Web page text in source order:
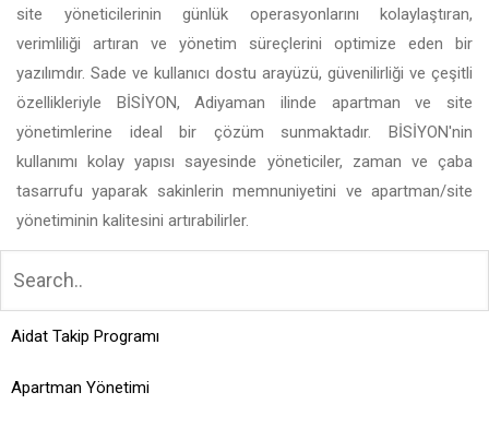
site yöneticilerinin günlük operasyonlarını kolaylaştıran,
verimliliği artıran ve yönetim süreçlerini optimize eden bir
yazılımdır. Sade ve kullanıcı dostu arayüzü, güvenilirliği ve çeşitli
özellikleriyle BİSİYON, Adiyaman ilinde apartman ve site
yönetimlerine ideal bir çözüm sunmaktadır. BİSİYON'nin
kullanımı kolay yapısı sayesinde yöneticiler, zaman ve çaba
tasarrufu yaparak sakinlerin memnuniyetini ve apartman/site
yönetiminin kalitesini artırabilirler.
Aidat Takip Programı
Apartman Yönetimi